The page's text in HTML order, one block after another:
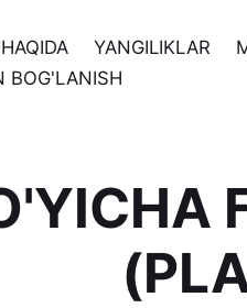
YANGILIKLAR
BOG'LANISH